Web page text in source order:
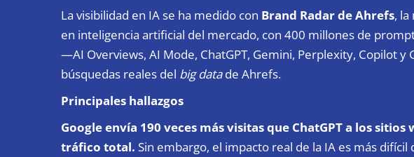
La visibilidad en IA se ha medido con Brand Radar de Ahrefs, la
en inteligencia artificial del mercado, con 400 millones de
—AI Overviews, AI Mode, ChatGPT, Gemini, Perplexity, Copilot
búsquedas reales del big datade Ahrefs.
Principales hallazgos
Google envía 190 veces más visitas que ChatGPT a los
tráfico total. Sin embargo, el impacto real de la IA es más